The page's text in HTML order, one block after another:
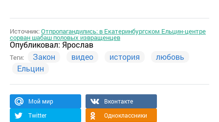
Источник:Отпропагандились: в Екатеринбургском Ельцин-центре
сорван шабаш половых извращенцев
Опубликовал: Ярослав
Теги: Закон видео история
любовь
Ельцин
Мой мир
Вконтакте
Twitter
Одноклассники